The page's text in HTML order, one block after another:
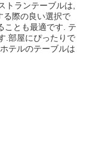
トランテーブルは,
る際の良い選択で
ことも最適です. テ
.部屋にぴったりで
テルのテーブルは